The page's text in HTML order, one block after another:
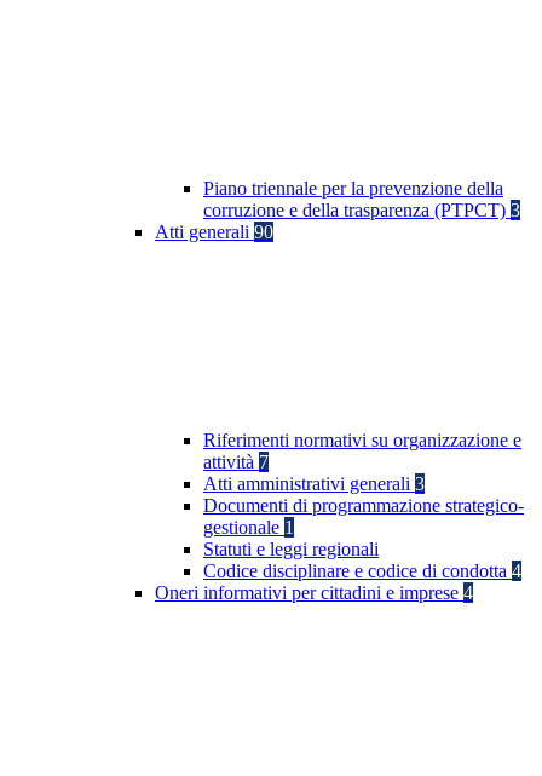
Piano triennale per la prevenzione della
corruzione e della trasparenza (PTPCT) 3
Atti generali 90
Riferimenti normativi su organizzazione e
attività 7
Atti amministrativi generali 3
Documenti di programmazione strategico-
gestionale 1
Statuti e leggi regionali
Codice disciplinare e codice di condotta 4
Oneri informativi per cittadini e imprese 4